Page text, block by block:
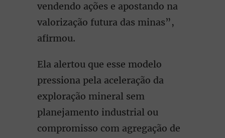
vendendo ações e apostando na
valorização futura das minas”,
afirmou.
Ela alertou que esse modelo
pressiona pela aceleração da
exploração mineral sem
planejamento industrial ou
compromisso com agregação de